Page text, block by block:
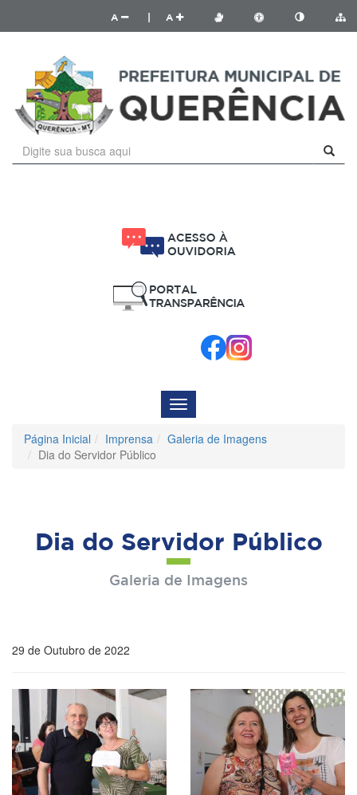
A A
Menu
de
Navegação
Página Inicial Imprensa
Galeria de Imagens
Dia do Servidor Público
Dia do Servidor Público
Galeria de Imagens
29 de Outubro de 2022